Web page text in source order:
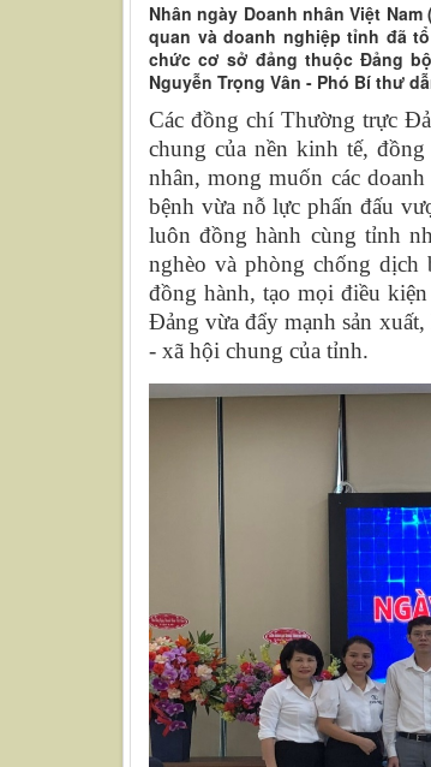
Nhân ngày Doanh nhân Việt
quan và doanh nghiệp tỉnh đã
chức cơ sở đảng thuộc Đảng
Nguyễn Trọng Vân - Phó Bí thư
Các đồng chí Thường trực
chung của nền kinh tế,
nhân, mong muốn các
bệnh vừa nỗ lực phấn đấu
luôn đồng hành cùng tỉnh
nghèo và phòng chống
đồng hành, tạo mọi điều
Đảng vừa đẩy mạnh sản
- xã hội chung của tỉnh.